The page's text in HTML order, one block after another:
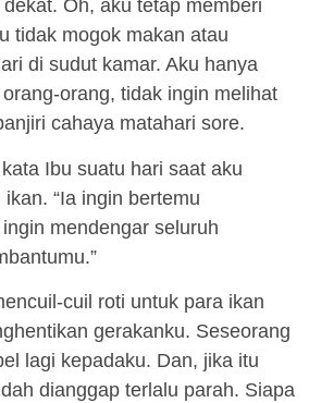
Oh, aku tetap memberi
tidak mogok makan atau
di sudut kamar. Aku hanya
orang, tidak ingin melihat
cahaya matahari sore.
kata Ibu suatu hari saat aku
“Ia ingin bertemu
mendengar seluruh
cuil roti untuk para ikan
gerakanku. Seseorang
lagi kepadaku. Dan, jika itu
dianggap terlalu parah. Siapa